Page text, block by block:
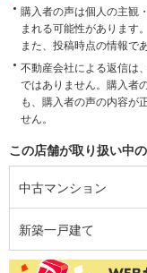
購入者の声は個人の主観
まれる可能性があります。
また、投稿時点の情報で
不動産会社による返信は
ではありません。購入者
も、購入者の声の内容が
せん。
この店舗が取り扱い中
中古マンション
新築一戸建て